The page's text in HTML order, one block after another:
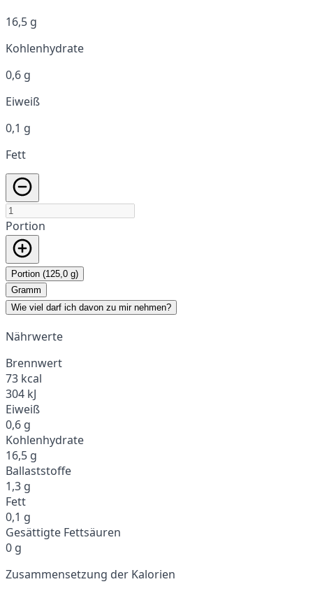
16,5 g
Kohlenhydrate
0,6 g
Eiweiß
0,1 g
Fett
Portion
Portion (125,0 g)
Gramm
Wie viel darf ich davon zu mir nehmen?
Nährwerte
Brennwert
73 kcal
304 kJ
Eiweiß
0,6 g
Kohlenhydrate
16,5 g
Ballaststoffe
1,3 g
Fett
0,1 g
Gesättigte Fettsäuren
0 g
Zusammensetzung der Kalorien